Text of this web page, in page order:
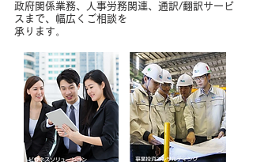
政府関係業務、人事労務関連、通訳/翻訳サービ
スまで、幅広くご相談を
承ります。